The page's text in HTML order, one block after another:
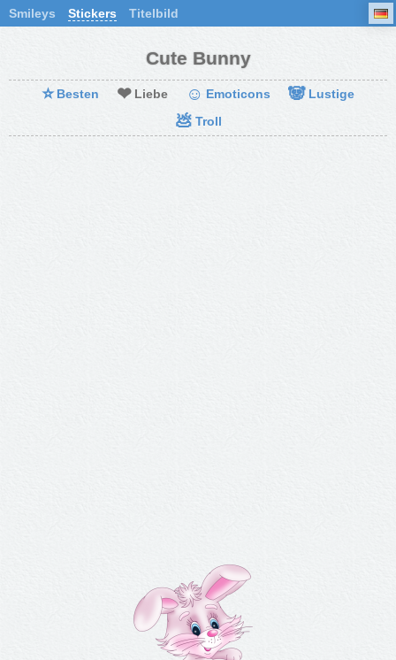
Smileys Stickers Titelbild
Cute Bunny
⭐ Besten ❤ Liebe ☺ Emoticons 🐼 Lustige
💩 Troll